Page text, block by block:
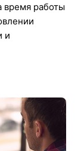
время работы
и